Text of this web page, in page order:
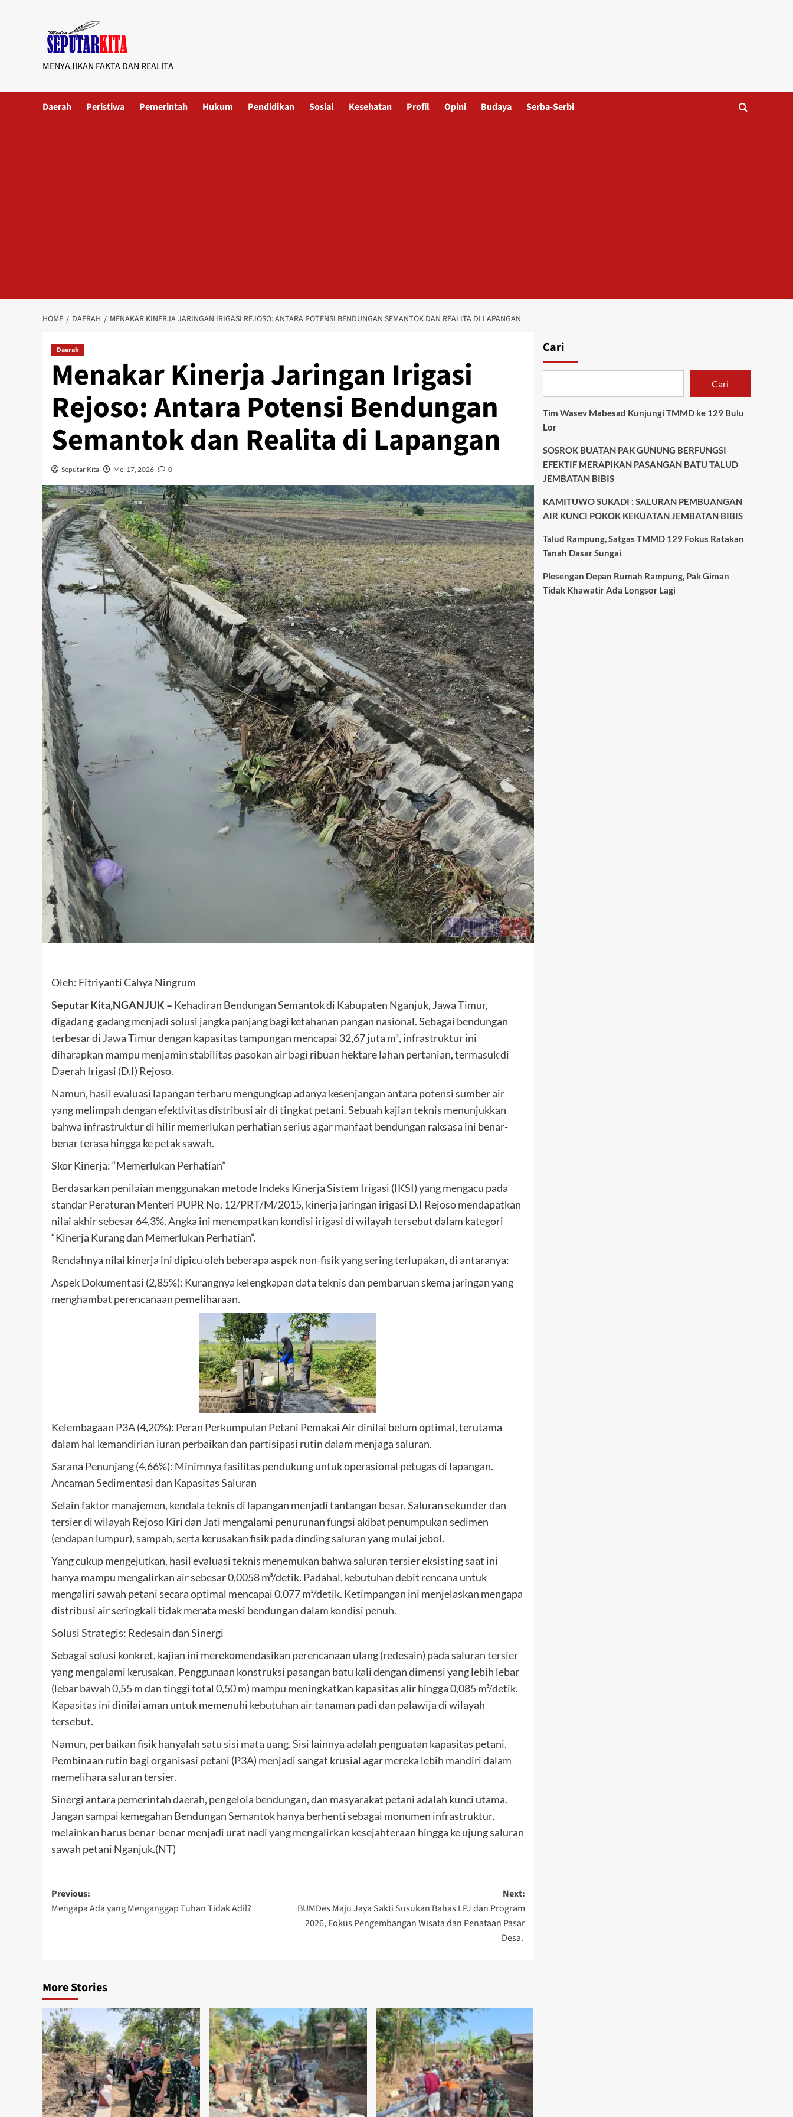
MENYAJIKAN FAKTA DAN REALITA
Daerah Peristiwa Pemerintah Hukum Pendidikan Sosial Kesehatan Profil Opini Budaya Serba-Serbi
HOME DAERAH MENAKAR KINERJA JARINGAN IRIGASI REJOSO: ANTARA POTENSI BENDUNGAN SEMANTOK DAN REALITA DI LAPANGAN
Daerah
Menakar Kinerja Jaringan Irigasi
Rejoso: Antara Potensi Bendungan
Semantok dan Realita di Lapangan
Seputar Kita Mei 17, 2026 0
Oleh: Fitriyanti Cahya Ningrum
Seputar Kita,NGANJUK – Kehadiran Bendungan Semantok di Kabupaten Nganjuk, Jawa Timur,
digadang-gadang menjadi solusi jangka panjang bagi ketahanan pangan nasional. Sebagai bendungan
terbesar di Jawa Timur dengan kapasitas tampungan mencapai 32,67 juta m³, infrastruktur ini
diharapkan mampu menjamin stabilitas pasokan air bagi ribuan hektare lahan pertanian, termasuk di
Daerah Irigasi (D.I) Rejoso.
Namun, hasil evaluasi lapangan terbaru mengungkap adanya kesenjangan antara potensi sumber air
yang melimpah dengan efektivitas distribusi air di tingkat petani. Sebuah kajian teknis menunjukkan
bahwa infrastruktur di hilir memerlukan perhatian serius agar manfaat bendungan raksasa ini benar-
benar terasa hingga ke petak sawah.
Skor Kinerja: “Memerlukan Perhatian”
Berdasarkan penilaian menggunakan metode Indeks Kinerja Sistem Irigasi (IKSI) yang mengacu pada
standar Peraturan Menteri PUPR No. 12/PRT/M/2015, kinerja jaringan irigasi D.I Rejoso mendapatkan
nilai akhir sebesar 64,3%. Angka ini menempatkan kondisi irigasi di wilayah tersebut dalam kategori
“Kinerja Kurang dan Memerlukan Perhatian”.
Rendahnya nilai kinerja ini dipicu oleh beberapa aspek non-fisik yang sering terlupakan, di antaranya:
Aspek Dokumentasi (2,85%): Kurangnya kelengkapan data teknis dan pembaruan skema jaringan yang
menghambat perencanaan pemeliharaan.
Kelembagaan P3A (4,20%): Peran Perkumpulan Petani Pemakai Air dinilai belum optimal, terutama
dalam hal kemandirian iuran perbaikan dan partisipasi rutin dalam menjaga saluran.
Sarana Penunjang (4,66%): Minimnya fasilitas pendukung untuk operasional petugas di lapangan.
Ancaman Sedimentasi dan Kapasitas Saluran
Selain faktor manajemen, kendala teknis di lapangan menjadi tantangan besar. Saluran sekunder dan
tersier di wilayah Rejoso Kiri dan Jati mengalami penurunan fungsi akibat penumpukan sedimen
(endapan lumpur), sampah, serta kerusakan fisik pada dinding saluran yang mulai jebol.
Yang cukup mengejutkan, hasil evaluasi teknis menemukan bahwa saluran tersier eksisting saat ini
hanya mampu mengalirkan air sebesar 0,0058 m³/detik. Padahal, kebutuhan debit rencana untuk
mengaliri sawah petani secara optimal mencapai 0,077 m³/detik. Ketimpangan ini menjelaskan mengapa
distribusi air seringkali tidak merata meski bendungan dalam kondisi penuh.
Solusi Strategis: Redesain dan Sinergi
Sebagai solusi konkret, kajian ini merekomendasikan perencanaan ulang (redesain) pada saluran tersier
yang mengalami kerusakan. Penggunaan konstruksi pasangan batu kali dengan dimensi yang lebih lebar
(lebar bawah 0,55 m dan tinggi total 0,50 m) mampu meningkatkan kapasitas alir hingga 0,085 m³/detik.
Kapasitas ini dinilai aman untuk memenuhi kebutuhan air tanaman padi dan palawija di wilayah
tersebut.
Namun, perbaikan fisik hanyalah satu sisi mata uang. Sisi lainnya adalah penguatan kapasitas petani.
Pembinaan rutin bagi organisasi petani (P3A) menjadi sangat krusial agar mereka lebih mandiri dalam
memelihara saluran tersier.
Sinergi antara pemerintah daerah, pengelola bendungan, dan masyarakat petani adalah kunci utama.
Jangan sampai kemegahan Bendungan Semantok hanya berhenti sebagai monumen infrastruktur,
melainkan harus benar-benar menjadi urat nadi yang mengalirkan kesejahteraan hingga ke ujung saluran
sawah petani Nganjuk.(NT)
Post
navigation
Previous:
Mengapa Ada yang Menganggap Tuhan Tidak Adil?
Next:
BUMDes Maju Jaya Sakti Susukan Bahas LPJ dan Program
2026, Fokus Pengembangan Wisata dan Penataan Pasar
Desa.
More Stories
Cari
Cari
Tim Wasev Mabesad Kunjungi TMMD ke 129 Bulu
Lor
SOSROK BUATAN PAK GUNUNG BERFUNGSI
EFEKTIF MERAPIKAN PASANGAN BATU TALUD
JEMBATAN BIBIS
KAMITUWO SUKADI : SALURAN PEMBUANGAN
AIR KUNCI POKOK KEKUATAN JEMBATAN BIBIS
Talud Rampung, Satgas TMMD 129 Fokus Ratakan
Tanah Dasar Sungai
Plesengan Depan Rumah Rampung, Pak Giman
Tidak Khawatir Ada Longsor Lagi